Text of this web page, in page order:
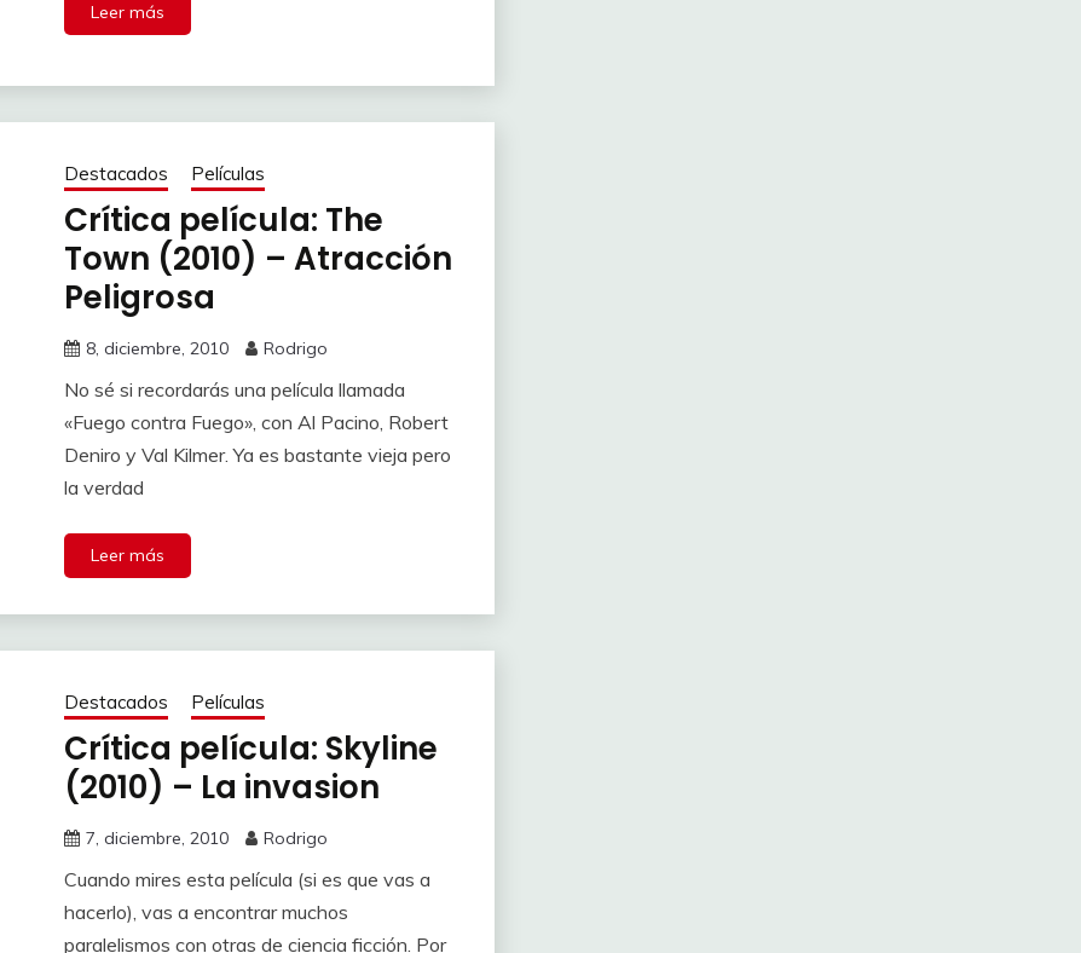
Leer más
Destacados Películas
Crítica película: The
Town (2010) – Atracción
Peligrosa
8, diciembre, 2010 Rodrigo
No sé si recordarás una película llamada
«Fuego contra Fuego», con Al Pacino, Robert
Deniro y Val Kilmer. Ya es bastante vieja pero
la verdad
Leer más
Destacados Películas
Crítica película: Skyline
(2010) – La invasion
7, diciembre, 2010 Rodrigo
Cuando mires esta película (si es que vas a
hacerlo), vas a encontrar muchos
paralelismos con otras de ciencia ficción. Por